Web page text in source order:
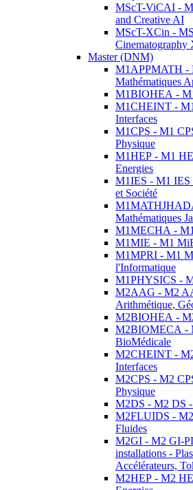
MScT-ViCAI -
and Creative AI
MScT-XCin -
Cinematography
Master (DNM)
M1APPMATH -
Mathématiques
M1BIOHEA -
M1CHEINT -
Interfaces
M1CPS - M1
Physique
M1HEP - M1
Energies
M1IES - M1 IES
et Société
Mathématiques
M1MECHA -
M1MIE - M1
M1MPRI - M1
l'Informatique
M1PHYSICS -
M2AAG - M2
Arithmétique,
M2BIOHEA -
M2BIOMECA -
BioMédicale
M2CHEINT -
Interfaces
M2CPS - M2
Physique
M2DS - M2 DS -
M2FLUIDS - M2
Fluides
M2GI - M2 GI-
installations -
Accélérateurs,
M2HEP - M2